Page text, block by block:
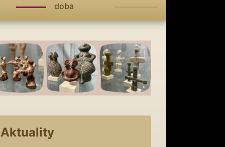
doba
Aktuality